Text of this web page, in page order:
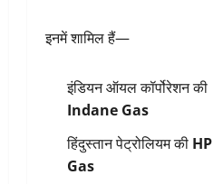
इनमें शामिल हैं—
इंडियन ऑयल कॉर्पोरेशन की
Indane Gas
हिंदुस्तान पेट्रोलियम की HP
Gas